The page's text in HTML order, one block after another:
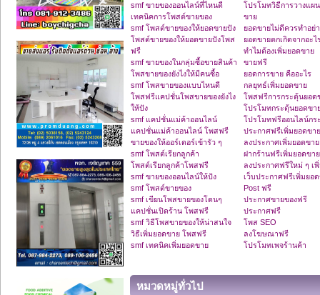
smf ขายของออนไลน์ที่ไหนดี
เทคนิคการโพสต์ขายของ
smf โพสต์ขายของให้ยอดขายปัง
โพสต์ขายของให้ยอดขายปังโพส
ฟรี
smf ขายของในกลุ่มซื้อขายสินค้า
โพสขายของยังไงให้มีคนซื้อ
smf โพสขายของแบบไหนดี
โพสฟรีแคปชั่นโพสขายของยังไง
ให้ปัง
smf แคปชั่นแม่ค้าออนไลน์
แคปชั่นแม่ค้าออนไลน์ โพสฟรี
ขายของให้ออร์เดอร์เข้ารัว ๆ
smf โพสต์เรียกลูกค้า
โพสต์เรียกลูกค้าโพสฟรี
smf ขายของออนไลน์ให้ปัง
smf โพสต์ขายของ
smf เขียนโพสขายของโดนๆ
แคปชั่นเปิดร้าน โพสฟรี
smf วิธีโพสขายของให้น่าสนใจ
วิธีเพิ่มยอดขาย โพสฟรี
smf เทคนิคเพิ่มยอดขาย
โปรโมทวิธีการวางแผ
ขาย
ยอดขายไม่ดีควรทำอย่า
ยอดขายตกเกิดจากอะไ
ทำไมต้องเพิ่มยอดขาย
ขายฟรี
ยอดการขาย คืออะไร
กลยุทธ์เพิ่มยอดขาย
โพสฟรีการกระตุ้นยอด
โปรโมทกระตุ้นยอดขา
โปรโมทฟรีออนไลน์กร
ประกาศฟรีเพิ่มยอดขาย
ลงประกาศเพิ่มยอดขาย
ฝากร้านฟรีเพิ่มยอดขาย
ลงประกาศฟรีใหม่ ๆ เ
เว็บประกาศฟรีเพิ่มยอ
Post ฟรี
ประกาศขายของฟรี
ประกาศฟรี
โพส SEO
ลงโฆษณาฟรี
โปรโมทเพจร้านค้า
หมวดหมู่ทั่วไป